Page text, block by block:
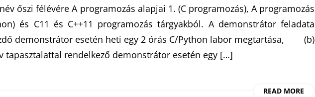
őszi félévére A programozás alapjai 1. (C programozás), A programozás
és C11 és C++11 programozás tárgyakból. A demonstrátor feladata
esetén heti egy 2 órás C/Python labor megtartása, (b)
tapasztalattal rendelkező demonstrátor esetén egy […]
READ MORE